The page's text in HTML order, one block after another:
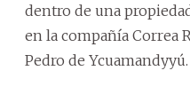
dentro de una
en la compañía Correa
Pedro de Ycuamandyyú.